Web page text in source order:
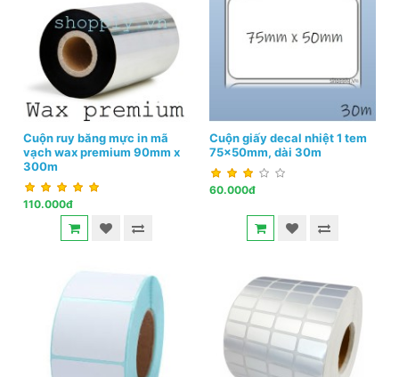
Cuộn ruy băng mực in mã
vạch wax premium 90mm x
300m
110.000đ
Cuộn giấy decal nhiệt 1 tem
75x50mm, dài 30m
60.000đ